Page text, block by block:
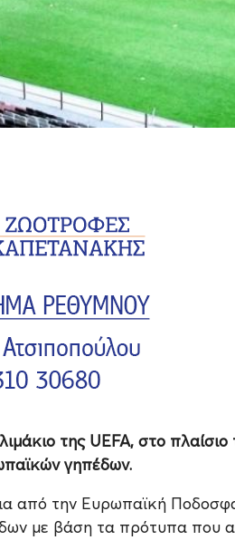
της UEFA, στο πλαίσιο
γηπέδων.
από την Ευρωπαϊκή
με βάση τα πρότυπα που